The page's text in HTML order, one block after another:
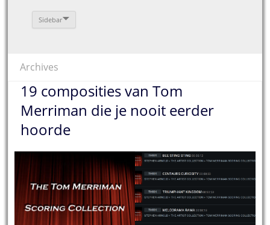
Sidebar
Archives
19 composities van Tom
Merriman die je nooit eerder
hoorde